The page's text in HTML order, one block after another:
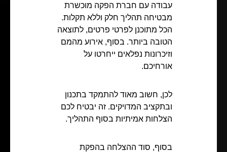
עבודה עם חברת הפקה מוכשרת
מבטיחה תהליך חלק וללא תקלות.
הכל מתוכנן לפרטי פרטים, לתוצאה
הטובה ביותר. בסוף, אירוע מהמם
וזיכרונות נפלאים ייחרטו על
אורחיכם.
לכן, חשוב מאוד להתמקד בתכנון
ובתקציב המדויקים. זה יבטיח לכם
הצלחות אמיתיות בסוף התהליך.
בסוף, סוד ההצלחה בהפקת